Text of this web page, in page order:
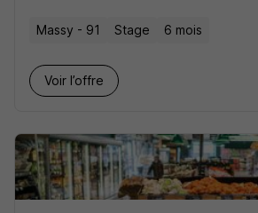
Massy - 91 Stage 6 mois
Voir l’offre